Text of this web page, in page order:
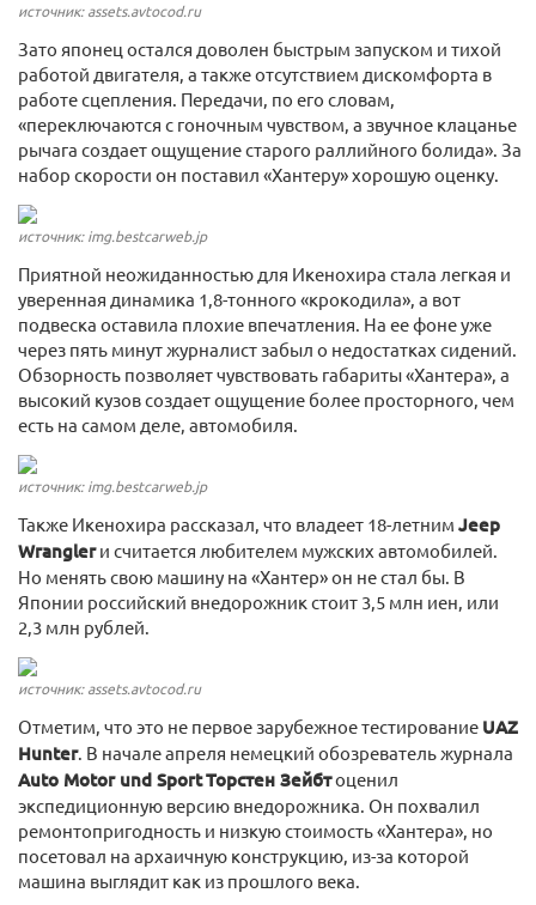
источник: assets.avtocod.ru
Зато японец остался доволен быстрым запуском и тихой
работой двигателя, а также отсутствием дискомфорта в
работе сцепления. Передачи, по его словам,
«переключаются с гоночным чувством, а звучное клацанье
рычага создает ощущение старого раллийного болида». За
набор скорости он поставил «Хантеру» хорошую оценку.
источник: img.bestcarweb.jp
Приятной неожиданностью для Икенохира стала легкая и
уверенная динамика 1,8-тонного «крокодила», а вот
подвеска оставила плохие впечатления. На ее фоне уже
через пять минут журналист забыл о недостатках сидений.
Обзорность позволяет чувствовать габариты «Хантера», а
высокий кузов создает ощущение более просторного, чем
есть на самом деле, автомобиля.
источник: img.bestcarweb.jp
Также Икенохира рассказал, что владеет 18-летним Jeep
Wranglerи считается любителем мужских автомобилей.
Но менять свою машину на «Хантер» он не стал бы. В
Японии российский внедорожник стоит 3,5 млн иен, или
2,3 млн рублей.
источник: assets.avtocod.ru
Отметим, что это не первое зарубежное тестирование UAZ
Hunter. В начале апреля немецкий обозреватель журнала
Auto Motor und SportТорстен Зейбтоценил
экспедиционную версию внедорожника. Он похвалил
ремонтопригодность и низкую стоимость «Хантера», но
посетовал на архаичную конструкцию, из-за которой
машина выглядит как из прошлого века.